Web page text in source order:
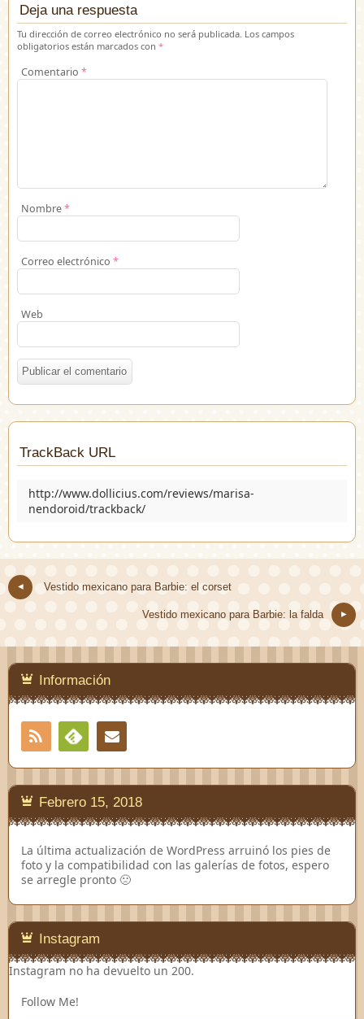
Deja una respuesta
Tu dirección de correo electrónico no será publicada. Los campos
obligatorios están marcados con *
Comentario *
Nombre*
Correo electrónico *
Web
TrackBack URL
http://www.dollicius.com/reviews/marisa-
nendoroid/trackback/
Vestido mexicano para Barbie: el corset
Vestido mexicano para Barbie: la falda
Información
RSS
Feedly
Febrero 15, 2018
La última actualización de WordPress arruinó los pies de
foto y la compatibilidad con las galerías de fotos, espero
se arregle pronto 🙁
Instagram
Instagram no ha devuelto un 200.
Follow Me!